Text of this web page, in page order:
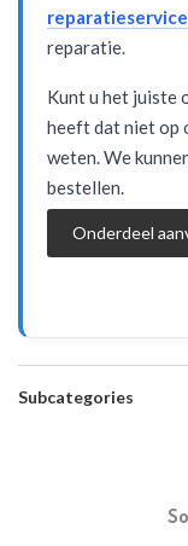
reparatie.
Kunt u het juiste
heeft dat niet op
weten. We
bestellen.
Onderdeel
Subcategories